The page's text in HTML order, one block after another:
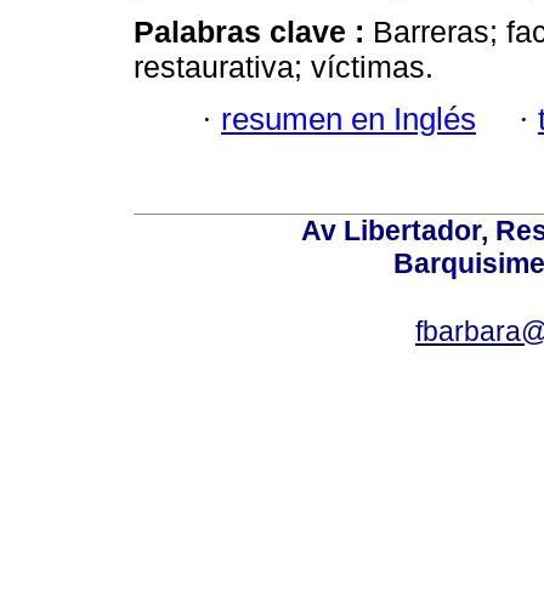
Palabras clave : Barreras;
restaurativa; víctimas.
· resumen en Inglés ·
Av Libertador,